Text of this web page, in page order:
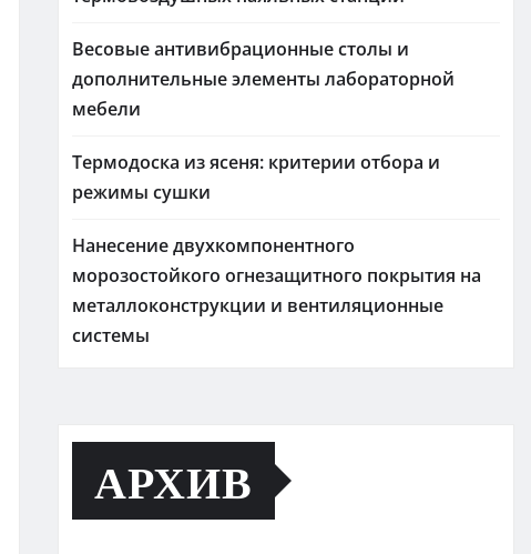
Весовые антивибрационные столы и
дополнительные элементы лабораторной
мебели
Термодоска из ясеня: критерии отбора и
режимы сушки
Нанесение двухкомпонентного
морозостойкого огнезащитного покрытия на
металлоконструкции и вентиляционные
системы
АРХИВ